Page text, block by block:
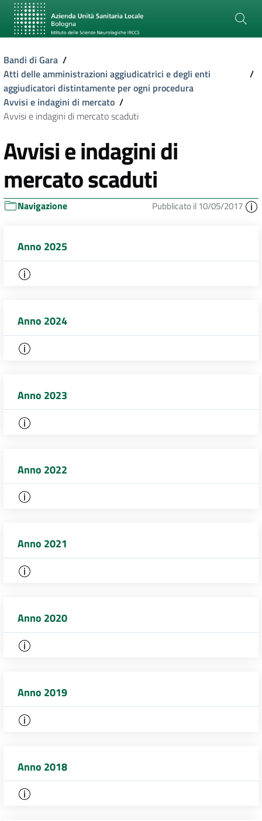
Bandi di Gara /
Atti delle amministrazioni aggiudicatrici e degli enti
aggiudicatori distintamente per ogni procedura
/
Avvisi e indagini di mercato /
Avvisi e indagini di mercato scaduti
Avvisi e indagini di
mercato scaduti
Navigazione Pubblicato il 10/05/2017
Anno 2025
Anno 2024
Anno 2023
Anno 2022
Anno 2021
Anno 2020
Anno 2019
Anno 2018